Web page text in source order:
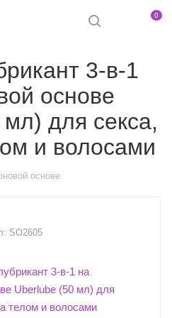
0
3-в-1
основе
для секса,
и волосами
основе
SO2605